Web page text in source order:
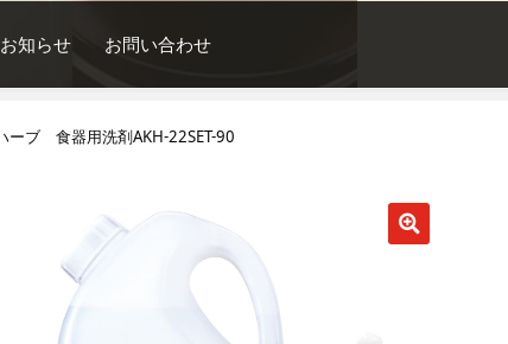
お知らせ お問い合わせ
ーブ 食器用洗剤AKH-22SET-90